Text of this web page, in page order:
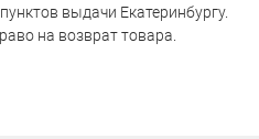
выдачи Екатеринбургу.
на возврат товара.